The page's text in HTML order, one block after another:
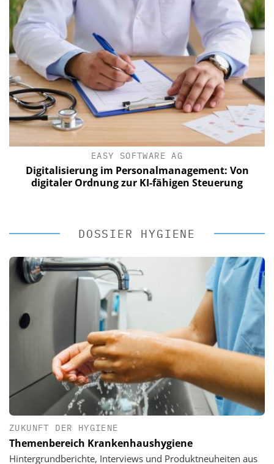
EASY SOFTWARE AG
Digitalisierung im Personalmanagement: Von
digitaler Ordnung zur KI-fähigen Steuerung
DOSSIER HYGIENE
ZUKUNFT DER HYGIENE
Themenbereich Krankenhaushygiene
Hintergrundberichte, Interviews und Produktneuheiten aus